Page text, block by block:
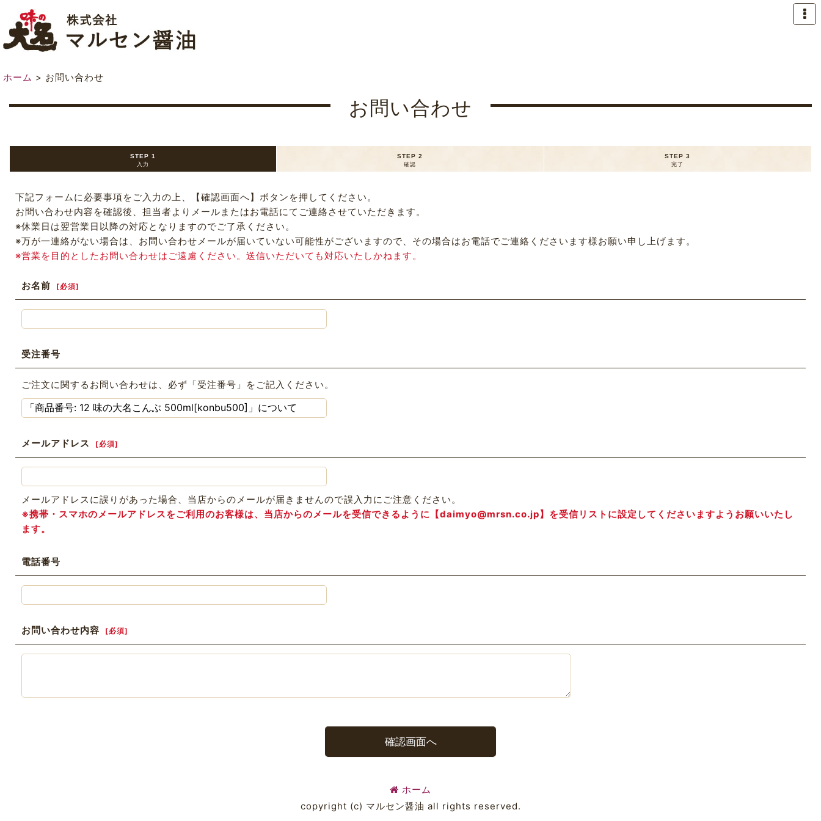
ホーム > お問い合わせ
お問い合わせ
STEP 1
入力
STEP 2
確認
STEP 3
完了
下記フォームに必要事項をご入力の上、【確認画面へ】ボタンを押してください。
お問い合わせ内容を確認後、担当者よりメールまたはお電話にてご連絡させていただきます。
※休業日は翌営業日以降の対応となりますのでご了承ください。
※万が一連絡がない場合は、お問い合わせメールが届いていない可能性がございますので、その場合はお電話でご連絡くださいます様お願い申し上げます。
※営業を目的としたお問い合わせはご遠慮ください。送信いただいても対応いたしかねます。
お名前 [必須]
受注番号
ご注文に関するお問い合わせは、必ず「受注番号」をご記入ください。
メールアドレス [必須]
メールアドレスに誤りがあった場合、当店からのメールが届きませんので誤入力にご注意ください。
※携帯・スマホのメールアドレスをご利用のお客様は、当店からのメールを受信できるように【daimyo@mrsn.co.jp】を受信リストに設定してくださいますようお願いいたし
ます。
電話番号
お問い合わせ内容 [必須]
確認画面へ
ホーム
copyright (c) マルセン醤油 all rights reserved.